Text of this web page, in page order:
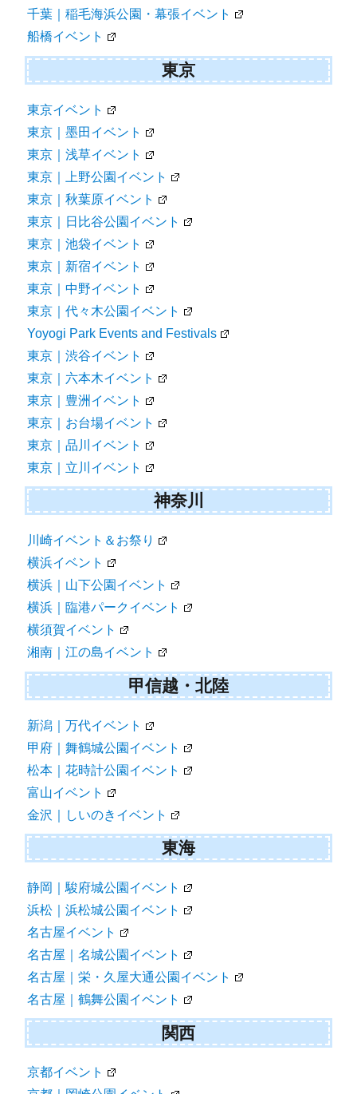
千葉｜稲毛海浜公園・幕張イベント
船橋イベント
東京
東京イベント
東京｜墨田イベント
東京｜浅草イベント
東京｜上野公園イベント
東京｜秋葉原イベント
東京｜日比谷公園イベント
東京｜池袋イベント
東京｜新宿イベント
東京｜中野イベント
東京｜代々木公園イベント
Yoyogi Park Events and Festivals
東京｜渋谷イベント
東京｜六本木イベント
東京｜豊洲イベント
東京｜お台場イベント
東京｜品川イベント
東京｜立川イベント
神奈川
川崎イベント＆お祭り
横浜イベント
横浜｜山下公園イベント
横浜｜臨港パークイベント
横須賀イベント
湘南｜江の島イベント
甲信越・北陸
新潟｜万代イベント
甲府｜舞鶴城公園イベント
松本｜花時計公園イベント
富山イベント
金沢｜しいのきイベント
東海
静岡｜駿府城公園イベント
浜松｜浜松城公園イベント
名古屋イベント
名古屋｜名城公園イベント
名古屋｜栄・久屋大通公園イベント
名古屋｜鶴舞公園イベント
関西
京都イベント